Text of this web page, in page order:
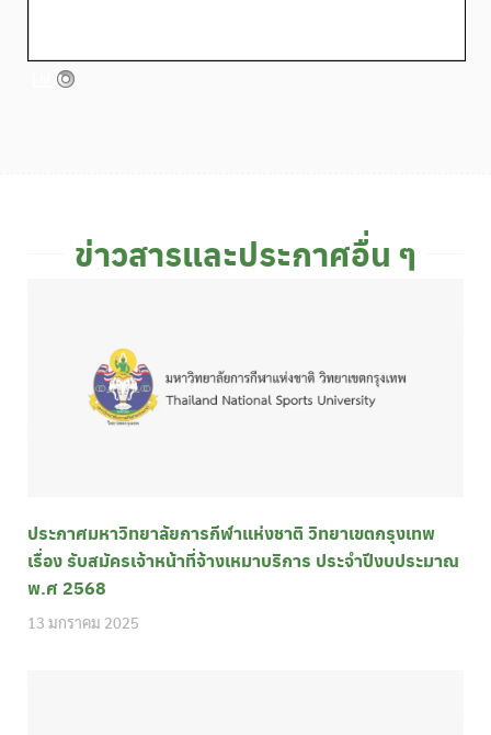
ข่าวสารและประกาศอื่น ๆ
ประกาศมหาวิทยาลัยการกีฬาแห่งชาติ วิทยาเขตกรุงเทพ
เรื่อง รับสมัครเจ้าหน้าที่จ้างเหมาบริการ ประจำปีงบประมาณ
พ.ศ 2568
13 มกราคม 2025